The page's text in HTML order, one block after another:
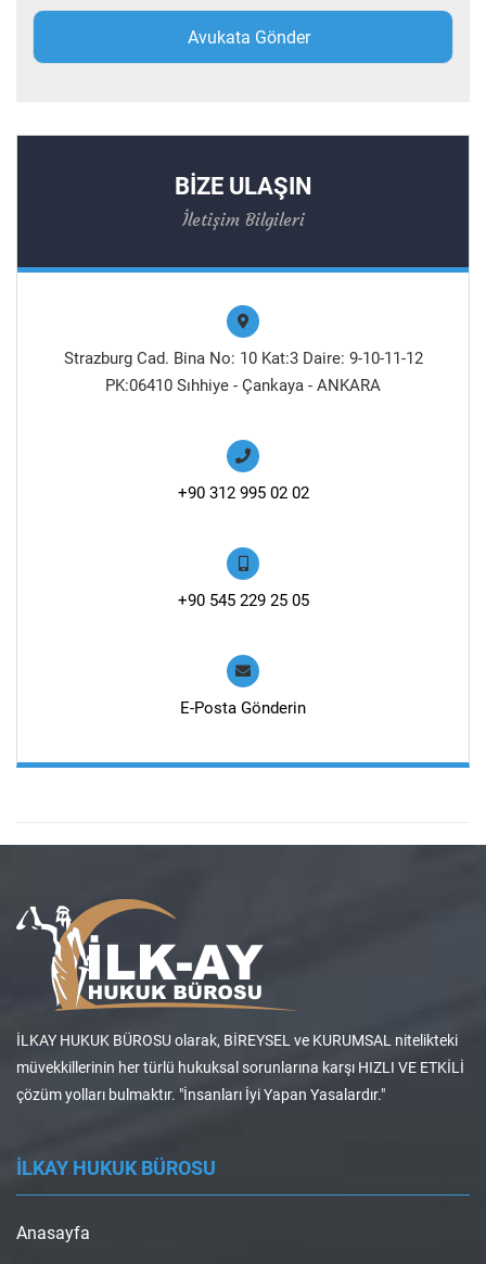
BİZE ULAŞIN
İletişim Bilgileri
Strazburg Cad. Bina No: 10 Kat:3 Daire: 9-10-11-12
PK:06410 Sıhhiye - Çankaya - ANKARA
+90 312 995 02 02
+90 545 229 25 05
E-Posta Gönderin
İLKAY HUKUK BÜROSU olarak, BİREYSEL ve KURUMSAL nitelikteki
müvekkillerinin her türlü hukuksal sorunlarına karşı HIZLI VE ETKİLİ
çözüm yolları bulmaktır. "İnsanları İyi Yapan Yasalardır."
İLKAY HUKUK BÜROSU
Anasayfa